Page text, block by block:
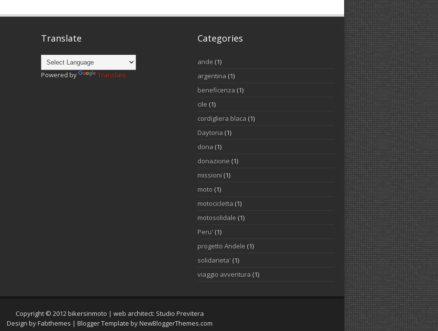
Translate
Powered by Translate
Categories
ande (1)
argentina (1)
beneficenza (1)
cile (1)
cordigliera blaca (1)
Daytona (1)
dona (1)
donazione (1)
missioni (1)
moto (1)
motocicletta (1)
motosolidale (1)
Peru' (1)
progetto Andele (1)
solidarieta' (1)
viaggio avventura (1)
Copyright © 2012 bikersinmoto | web architect: Studio Previtera
Design byFabthemes | Blogger Template byNewBloggerThemes.com